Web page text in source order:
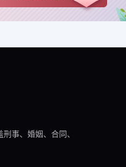
事、婚姻、合同、